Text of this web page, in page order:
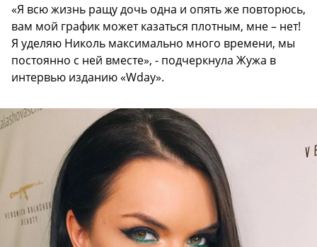
«Я всю жизнь ращу дочь одна и опять же повторюсь,
вам мой график может казаться плотным, мне – нет!
Я уделяю Николь максимально много времени, мы
постоянно с ней вместе», - подчеркнула Жужа в
интервью изданию «Wday».